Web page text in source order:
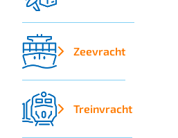
Zeevracht
Treinvracht